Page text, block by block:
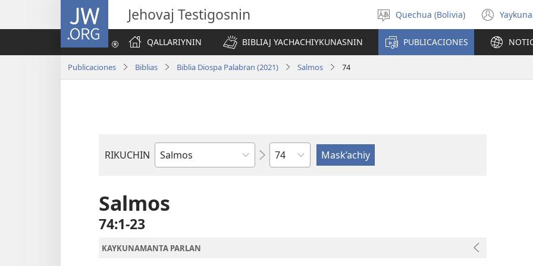
JW.ORG Jehovaj Testigosnin
Select
language
Quechua (Bolivia)
new
QALLARIYNIN
BIBLIAJ YACHACHIYKUNASNIN PUBLICACIONES
Publicaciones Biblias Biblia Diospa Palabran (2021) Salmos 74
RIKUCHIN
Bibliamanta
Capítulo
Salmos
74:1-23
KAYKUNAMANTA PARLAN